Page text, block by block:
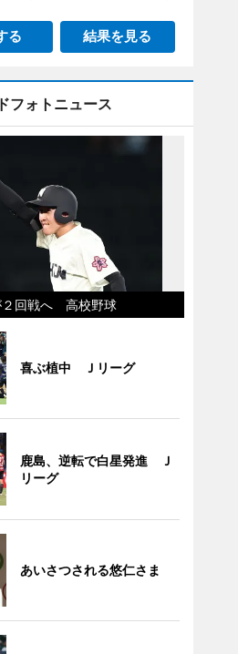
る 結果を見る
フォトニュース
２回戦へ 高校野球
喜ぶ植中 Ｊリーグ
鹿島、逆転で白星発進 Ｊ
リーグ
あいさつされる悠仁さま